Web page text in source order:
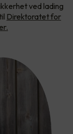
ved lading
Direktoratet for